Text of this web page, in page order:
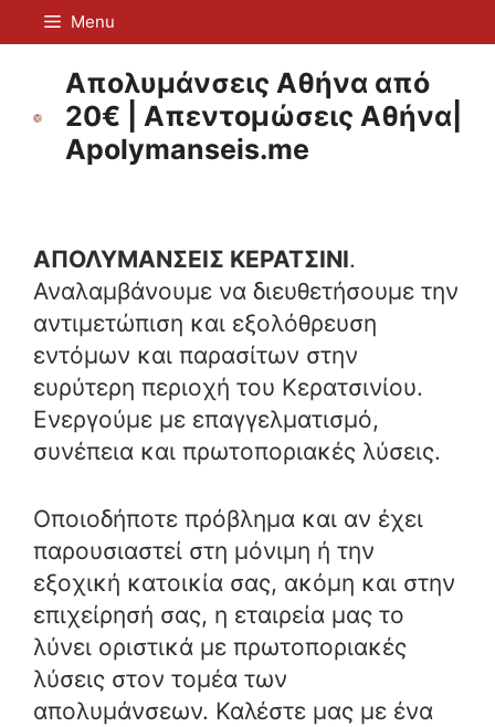
Μετάβαση
σε
περιεχόμενο
Menu
Απολυμάνσεις Αθήνα από
20€ | Απεντομώσεις Αθήνα|
Apolymanseis.me
ΑΠΟΛΥΜΑΝΣΕΙΣ ΚΕΡΑΤΣΙΝΙ.
Αναλαμβάνουμε να διευθετήσουμε την
αντιμετώπιση και εξολόθρευση
εντόμων και παρασίτων στην
ευρύτερη περιοχή του Κερατσινίου.
Ενεργούμε με επαγγελματισμό,
συνέπεια και πρωτοποριακές λύσεις.
Οποιοδήποτε πρόβλημα και αν έχει
παρουσιαστεί στη μόνιμη ή την
εξοχική κατοικία σας, ακόμη και στην
επιχείρησή σας, η εταιρεία μας το
λύνει οριστικά με πρωτοποριακές
λύσεις στον τομέα των
απολυμάνσεων. Καλέστε μας με ένα